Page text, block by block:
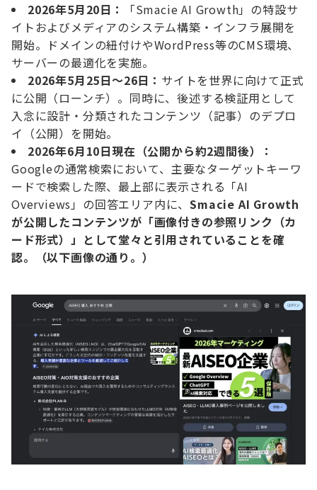
2026年5月20日：
「Smacie AI Growth」の特設サ
イトおよびメディアのシステム構築・インフラ展開を
開始。ドメインの紐付けやWordPress等のCMS環境、
サーバーの最適化を実施。
2026年5月25日～26日： サイトを世界に向けて正式
に公開（ローンチ）。同時に、後述する検証用として
入念に設計・分類されたコンテンツ（記事）のデプロ
イ（公開）を開始。
2026年6月10日現在（公開から約2週間後）：
Googleの通常検索において、主要なターゲットキーワ
ードで検索した際、最上部に表示される「AI
Overviews」の回答エリア内に、Smacie AI Growth
が公開したコンテンツが「画像付きの参照リンク（カ
ード形式）」として堂々と引用されていることを確
認。（以下画像の通り。）